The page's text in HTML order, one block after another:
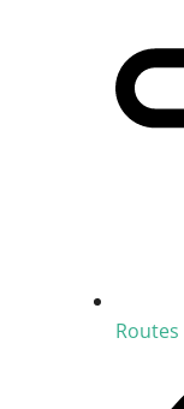
Routes